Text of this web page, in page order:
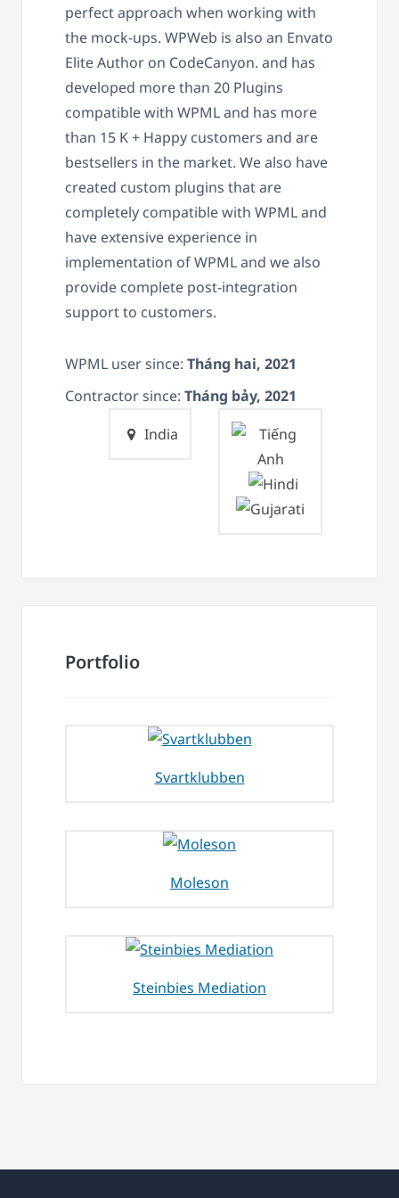
perfect approach when working with
the mock-ups. WPWeb is also an Envato
Elite Author on CodeCanyon. and has
developed more than 20 Plugins
compatible with WPML and has more
than 15 K + Happy customers and are
bestsellers in the market. We also have
created custom plugins that are
completely compatible with WPML and
have extensive experience in
implementation of WPML and we also
provide complete post-integration
support to customers.
WPML user since: Tháng hai, 2021
Contractor since: Tháng bảy, 2021
India
Portfolio
Svartklubben
Moleson
Steinbies Mediation